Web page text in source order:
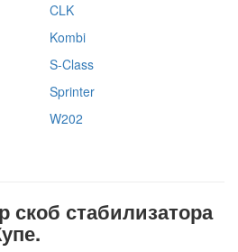
CLK
Kombi
S-Class
Sprinter
W202
стабилизатора